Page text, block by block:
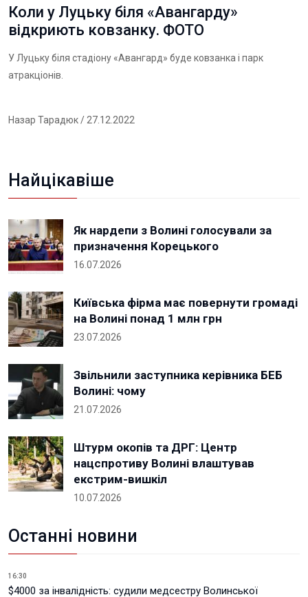
Коли у Луцьку біля «Авангарду»
відкриють ковзанку. ФОТО
У Луцьку біля стадіону «Авангард» буде ковзанка і парк
атракціонів.
Назар Тарадюк/ 27.12.2022
Найцікавіше
Як нардепи з Волині голосували за
призначення Корецького
16.07.2026
Київська фірма має повернути громаді
на Волині понад 1 млн грн
23.07.2026
Звільнили заступника керівника БЕБ
Волині: чому
21.07.2026
Штурм окопів та ДРГ: Центр
нацспротиву Волині влаштував
екстрим-вишкіл
10.07.2026
Останні новини
16:30
$4000 за інвалідність: судили медсестру Волинської